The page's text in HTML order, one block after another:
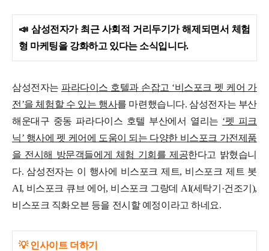
📣 삼성전자가 최근 사회적 거리두기가 해제되면서 체험
형 마케팅을 강화하고 있다는 소식입니다.
삼성전자는 파라다이스 호텔과 손잡고 ‘비스포크 펫 케어 가
전’을 체험할 수 있는 행사를 마련했습니다.삼성전자는 부산
해운대구 중동 파라다이스 호텔 부산에서 열리는 ‘펫 피크
닉’ 행사에 펫 케어에 도움이 되는 다양한 비스포크 가전제품
을 전시해 방문객들에게 체험 기회를 제공한다고 밝혔습니
다. 삼성전자는 이 행사에 비스포크 제트, 비스포크 제트 봇
AI, 비스포크 큐브 에어, 비스포크 그랑데 AI(세탁기·건조기),
비스포크 직화오븐 등을 전시할 예정이라고 하네요.
💡 인사이트 더하기